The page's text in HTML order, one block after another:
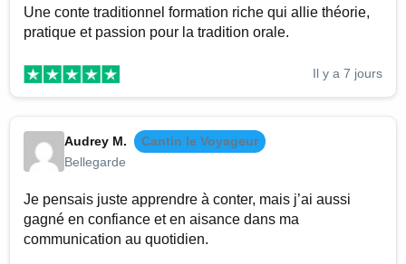
Une conte traditionnel formation riche qui allie théorie,
pratique et passion pour la tradition orale.
Il y a 7 jours
Audrey M.
Cantin le Voyageur
Bellegarde
Je pensais juste apprendre à conter, mais j’ai aussi
gagné en confiance et en aisance dans ma
communication au quotidien.